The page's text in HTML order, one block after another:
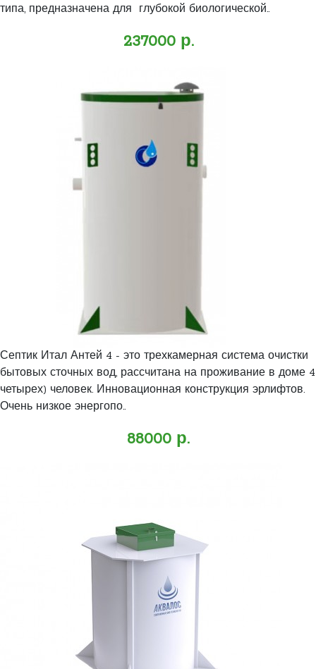
типа, предназначена для глубокой биологической..
237000 р.
Септик Итал Антей 4 - это трехкамерная система очистки
бытовых сточных вод, рассчитана на проживание в доме 4
четырех) человек. Инновационная конструкция эрлифтов.
Очень низкое энергопо..
88000 р.